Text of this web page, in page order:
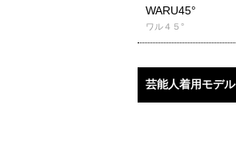
WARU45°
ワル４５°
芸能人着用モデル